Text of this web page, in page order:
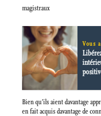
magistraux
Vous
Bien qu’ils aient davantage
en fait acquis davantage de